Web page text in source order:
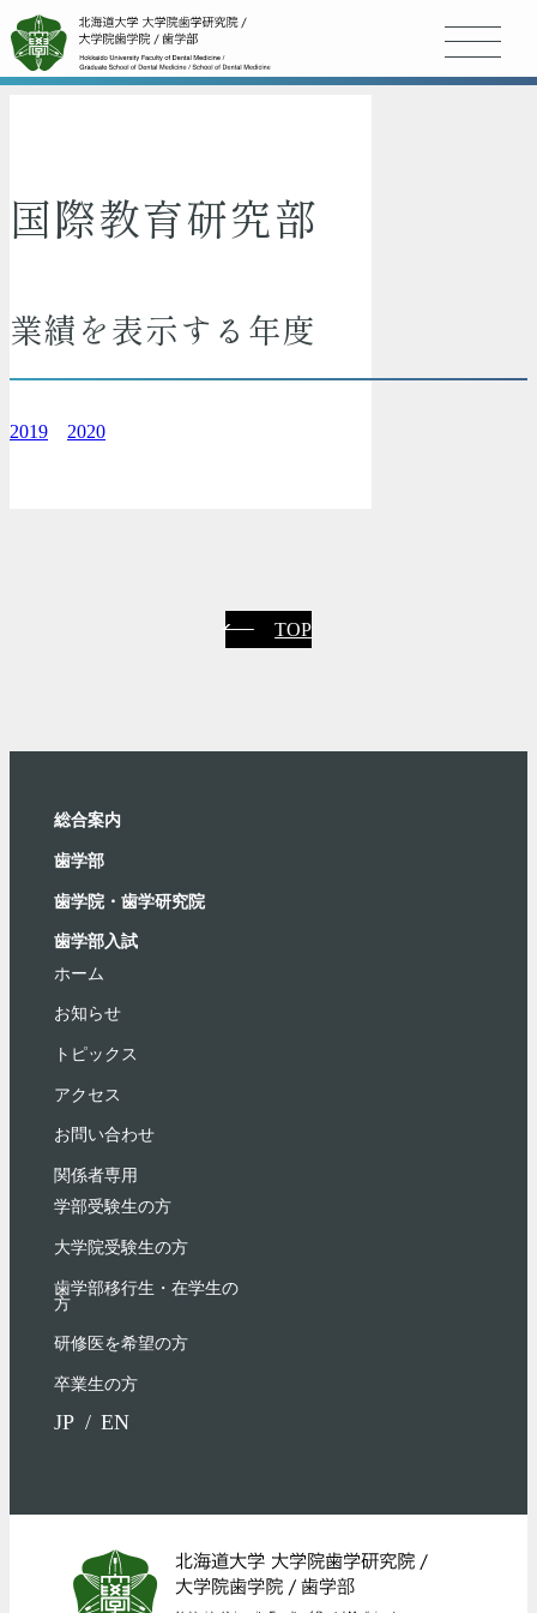
国際教育研究部
業績を表示する年度
2019 2020
TOP
総合案内
⻭学部
歯学院・⻭学研究院
歯学部入試
ホーム
お知らせ
トピックス
アクセス
お問い合わせ
関係者専用
学部受験⽣の⽅
大学院受験生の方
歯学部移行生・在学⽣の
⽅
研修医を希望の方
卒業生の方
JP EN